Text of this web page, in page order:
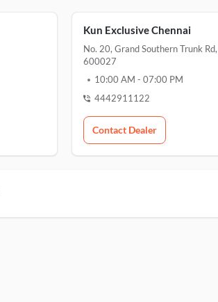
Kun Exclusive Chennai
No. 20, Grand Southern Trunk
600027
10:00 AM - 07:00 PM
4442911122
Contact Dealer